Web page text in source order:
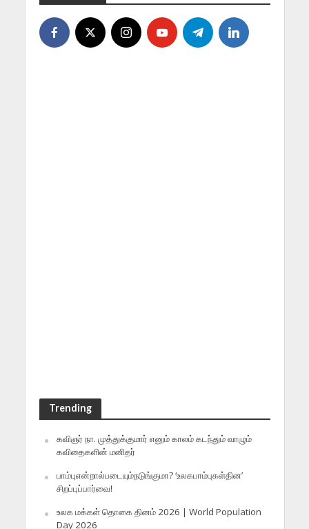
Trending
கவிஞர் நா. முத்துக்குமார் எனும் காலம் கடந்தும் வாழும்
கவிதைகளின் மனிதர்
பாம்புஎன்றால்படையும்நடுங்குமா? ‘உலகபாம்புகள்தின’
சிறப்புப்பார்வை!
உலக மக்கள் தொகை தினம் 2026 | World Population
Day 2026